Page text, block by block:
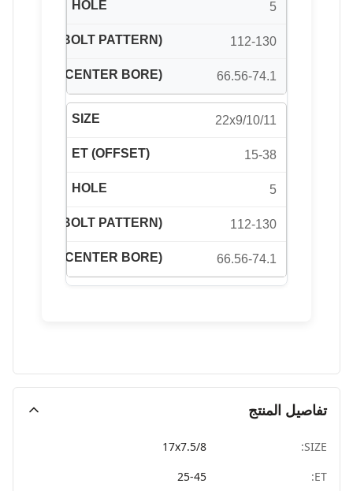
5
112-130
66.56-74.1
22x9/10/11
15-38
5
112-130
66.56-74.1
تفاصيل المنتج
SIZE:
17x7.5/8
ET:
25-45